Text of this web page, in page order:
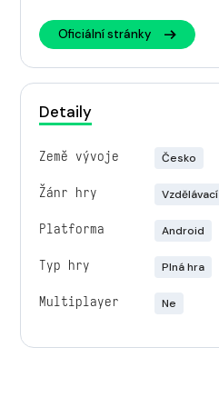
Oficiální stránky
Detaily
Země vývoje Česko
Žánr hry Vzdělávací
Platforma Android
Typ hry Plná hra
Multiplayer Ne